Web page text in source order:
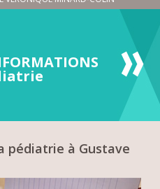
pédiatrie à Gustave